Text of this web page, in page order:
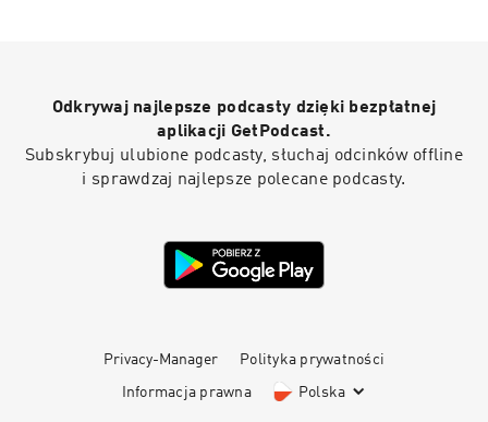
Odkrywaj najlepsze podcasty dzięki bezpłatnej
aplikacji GetPodcast.
Subskrybuj ulubione podcasty, słuchaj odcinków offline
i sprawdzaj najlepsze polecane podcasty.
Privacy-Manager Polityka prywatności
Informacja prawna Polska